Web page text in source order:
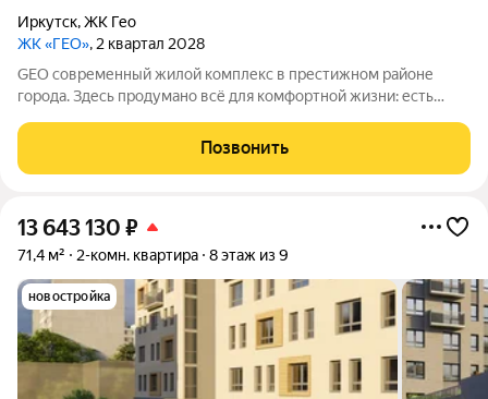
Иркутск,ЖК Гео
ЖК «ГЕО», 2 квартал 2028
GEO современный жилой комплекс в престижном районе
города. Здесь продумано всё для комфортной жизни: есть
Позвонить
13 643 130 ₽
71,4 м² 2-комн. квартира 8 этаж из 9
новостройка